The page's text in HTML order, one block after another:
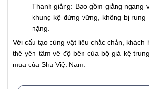
Thanh giằng: Bao gồm giằng ngang
khung kệ đứng vững, không bị rung
nặng.
Với cấu tạo cùng vật liệu chắc chắn, khách
thể yên tâm về độ bền của bộ giá kệ
mua của Sha Việt Nam.